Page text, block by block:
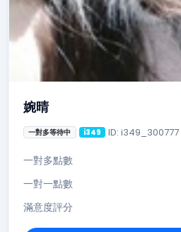
婉晴
一對多等待中 i349 ID: i349_300777
一對多點數
一對一點數
滿意度評分